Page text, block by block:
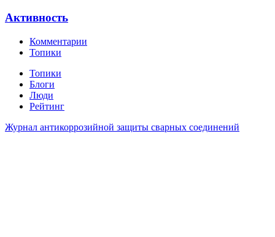
Активность
Комментарии
Топики
Топики
Блоги
Люди
Рейтинг
Журнал антикоррозийной защиты сварных соединений